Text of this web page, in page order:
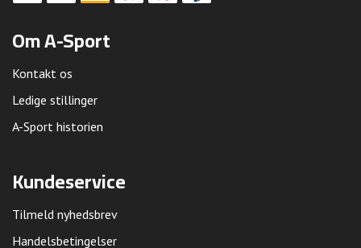
Om A-Sport
Kontakt os
Ledige stillinger
A-Sport historien
Kundeservice
Tilmeld nyhedsbrev
Handelsbetingelser